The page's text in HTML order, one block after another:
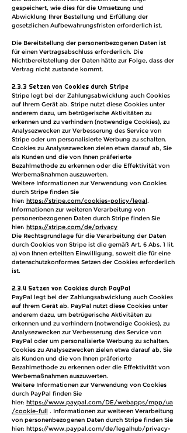
gespeichert, wie dies für die Umsetzung und
Abwicklung Ihrer Bestellung und Erfüllung der
gesetzlichen Aufbewahrungsfristen erforderlich ist.
Die Bereitstellung der personenbezogenen Daten ist
für einen Vertragsabschluss erforderlich. Die
Nichtbereitstellung der Daten hätte zur Folge, dass der
Vertrag nicht zustande kommt.
2.3.3 Setzen von Cookies durch Stripe
Stripe legt bei der Zahlungsabwicklung auch Cookies
auf Ihrem Gerät ab. Stripe nutzt diese Cookies unter
anderem dazu, um betrügerische Aktivitäten zu
erkennen und zu verhindern (notwendige Cookies), zu
Analysezwecken zur Verbesserung des Service von
Stripe oder um personalisierte Werbung zu schalten.
Cookies zu Analysezwecken zielen etwa darauf ab, Sie
als Kunden und die von Ihnen präferierte
Bezahlmethode zu erkennen oder die Effektivität von
Werbemaßnahmen auszuwerten.
Weitere Informationen zur Verwendung von Cookies
durch Stripe finden Sie
hier: https://stripe.com/cookies-policy/legal.
Informationen zur weiteren Verarbeitung von
personenbezogenen Daten durch Stripe finden Sie
hier: https://stripe.com/de/privacy
Die Rechtsgrundlage für die Verarbeitung der Daten
durch Cookies von Stripe ist die gemäß Art. 6 Abs. 1 lit.
a) von Ihnen erteilten Einwilligung, soweit die für eine
datenschutzkonformes Setzen der Cookies erforderlich
ist.
2.3.4 Setzen von Cookies durch PayPal
PayPal legt bei der Zahlungsabwicklung auch Cookies
auf Ihrem Gerät ab. PayPal nutzt diese Cookies unter
anderem dazu, um betrügerische Aktivitäten zu
erkennen und zu verhindern (notwendige Cookies), zu
Analysezwecken zur Verbesserung des Service von
PayPal oder um personalisierte Werbung zu schalten.
Cookies zu Analysezwecken zielen etwa darauf ab, Sie
als Kunden und die von Ihnen präferierte
Bezahlmethode zu erkennen oder die Effektivität von
Werbemaßnahmen auszuwerten.
Weitere Informationen zur Verwendung von Cookies
durch PayPal finden Sie
hier: https://www.paypal.com/DE/webapps/mpp/ua
/cookie-full . Informationen zur weiteren Verarbeitung
von personenbezogenen Daten durch Stripe finden Sie
hier: https://www.paypal.com/de/legalhub/privacy-